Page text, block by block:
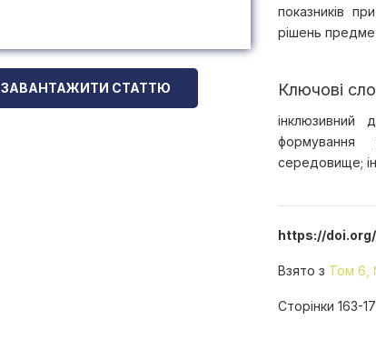
ЗАВАНТАЖИТИ СТАТТЮ
показників
рішень
Ключові
інклюзивний
формування
середовище;
https://doi.org/
Взято з Том 6,
Сторінки 163-